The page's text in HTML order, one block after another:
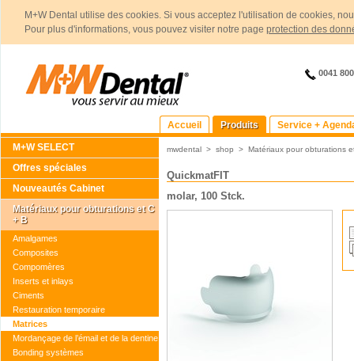
M+W Dental utilise des cookies. Si vous acceptez l'utilisation de cookies,
Pour plus d'informations, vous pouvez visiter notre page protection des
0041
Accueil Produits
Service +
M+W SELECT
Offres spéciales
Nouveautés Cabinet
Matériaux pour obturations et C
+ B
Amalgames
Composites
Compomères
Inserts et inlays
Ciments
Restauration temporaire
Matrices
Mordançage de l’émail et de la dentine
Bonding systèmes
mwdental > shop > Matériaux pour obturations
QuickmatFIT
molar, 100 Stck.